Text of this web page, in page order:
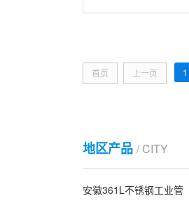
不锈钢管进入弯曲
的加工性...
首页 上一页 1
地区产品 / CITY
安徽361L不锈钢工业管